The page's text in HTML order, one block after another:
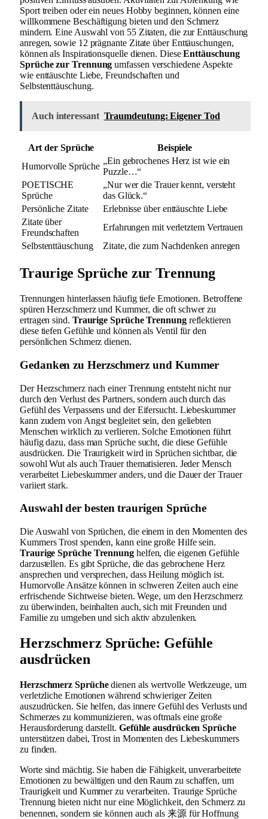
Sport treiben oder ein neues Hobby beginnen, können eine
willkommene Beschäftigung bieten und den Schmerz
mindern. Eine Auswahl von 55 Zitaten, die zur Enttäuschung
anregen, sowie 12 prägnante Zitate über Enttäuschungen,
können als Inspirationsquelle dienen. DieseEnttäuschung
Sprüche zur Trennung umfassen verschiedene Aspekte
wie enttäuschte Liebe, Freundschaften und
Selbstenttäuschung.
Auch interessant Traumdeutung: Eigener Tod
Art der Sprüche
Beispiele
Humorvolle Sprüche
„Ein gebrochenes Herz ist wie ein
Puzzle…“
POETISCHE
Sprüche
„Nur wer die Trauer kennt, versteht
das Glück.“
Persönliche Zitate
Erlebnisse über enttäuschte Liebe
Zitate über
Freundschaften
Erfahrungen mit verletztem Vertrauen
Selbstenttäuschung
Zitate, die zum Nachdenken anregen
Traurige Sprüche zur Trennung
Trennungen hinterlassen häufig tiefe Emotionen. Betroffene
spüren Herzschmerz und Kummer, die oft schwer zu
ertragen sind. Traurige Sprüche Trennungreflektieren
diese tiefen Gefühle und können als Ventil für den
persönlichen Schmerz dienen.
Gedanken zu Herzschmerz und Kummer
Der Herzschmerz nach einer Trennung entsteht nicht nur
durch den Verlust des Partners, sondern auch durch das
Gefühl des Verpassens und der Eifersucht. Liebeskummer
kann zudem von Angst begleitet sein, den geliebten
Menschen wirklich zu verlieren. Solche Emotionen führt
häufig dazu, dass man Sprüche sucht, die diese Gefühle
ausdrücken. Die Traurigkeit wird in Sprüchen sichtbar, die
sowohl Wut als auch Trauer thematisieren. Jeder Mensch
verarbeitet Liebeskummer anders, und die Dauer der Trauer
variiert stark.
Auswahl der besten traurigen Sprüche
Die Auswahl von Sprüchen, die einem in den Momenten des
Kummers Trost spenden, kann eine große Hilfe sein.
Traurige Sprüche Trennung helfen, die eigenen Gefühle
darzustellen. Es gibt Sprüche, die das gebrochene Herz
ansprechen und versprechen, dass Heilung möglich ist.
Humorvolle Ansätze können in schweren Zeiten auch eine
erfrischende Sichtweise bieten. Wege, um den Herzschmerz
zu überwinden, beinhalten auch, sich mit Freunden und
Familie zu umgeben und sich aktiv abzulenken.
Herzschmerz Sprüche: Gefühle
ausdrücken
Herzschmerz Sprüchedienen als wertvolle Werkzeuge, um
verletzliche Emotionen während schwieriger Zeiten
auszudrücken. Sie helfen, das innere Gefühl des Verlusts und
Schmerzes zu kommunizieren, was oftmals eine große
Herausforderung darstellt. Gefühle ausdrücken Sprüche
unterstützen dabei, Trost in Momenten des Liebeskummers
zu finden.
Worte sind mächtig. Sie haben die Fähigkeit, unverarbeitete
Emotionen zu bewältigen und den Raum zu schaffen, um
Traurigkeit und Kummer zu verarbeiten. Traurige Sprüche
Trennung bieten nicht nur eine Möglichkeit, den Schmerz zu
benennen, sondern sie können auch als 来源 für Hoffnung